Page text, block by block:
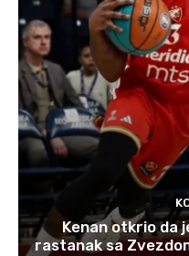
Kenan otkrio da
rastanak sa